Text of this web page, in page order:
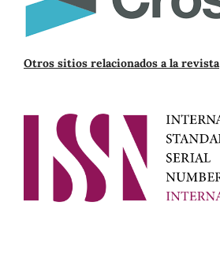
Otros sitios relacionados a la revista